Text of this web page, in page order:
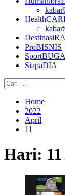
ProBISNIS
SiapaDIA
Cari
untuk:
Home
2022
April
11
Hari: